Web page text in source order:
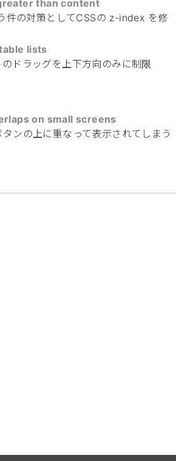
than content
件の対策としてCSSの z-index を修
lists
ドラッグを上下方向のみに制限
on small screens
ンの上に重なって表示されてしまう